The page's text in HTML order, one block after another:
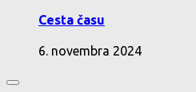
Cesta času
6. novembra 2024